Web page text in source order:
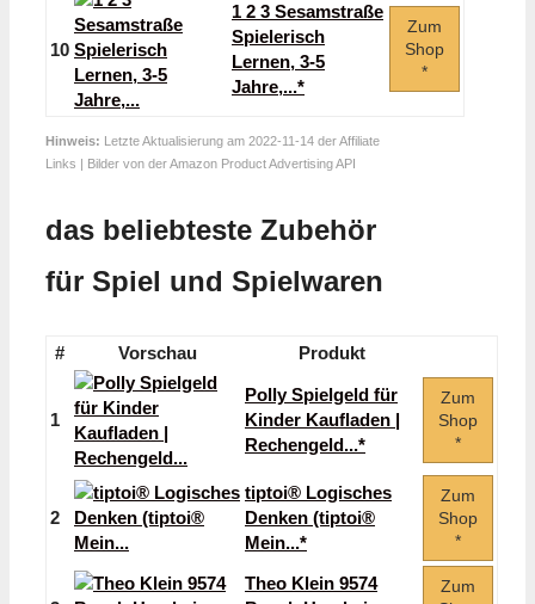
10
1 2 3 Sesamstraße
Spielerisch
Lernen, 3-5
Jahre,...*
Zum
Shop
*
Hinweis: Letzte Aktualisierung am 2022-11-14 der Affiliate
Links | Bilder von der Amazon Product Advertising API
das beliebteste Zubehör
für Spiel und Spielwaren
# Vorschau Produkt
1
Polly Spielgeld für
Kinder Kaufladen |
Rechengeld...*
Zum
Shop
*
2
tiptoi® Logisches
Denken (tiptoi®
Mein...*
Zum
Shop
*
Theo Klein 9574
Zum